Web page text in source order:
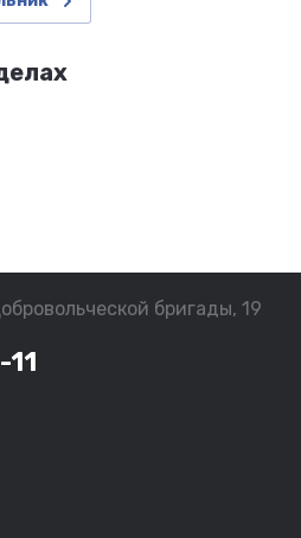
бригады, 19